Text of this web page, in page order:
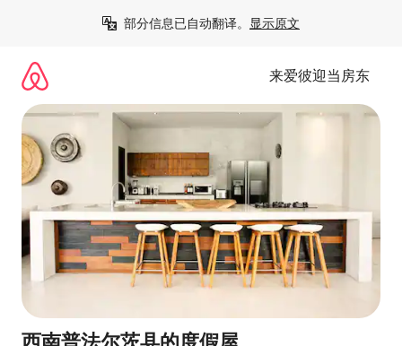
部分信息已自动翻译。 显示原文
来爱彼迎当房东